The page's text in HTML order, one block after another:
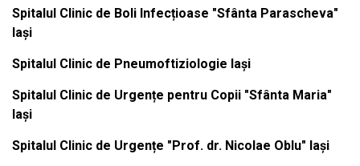
Spitalul Clinic de Boli Infecțioase "Sfânta Parascheva"
Iași
Spitalul Clinic de Pneumoftiziologie Iași
Spitalul Clinic de Urgențe pentru Copii "Sfânta Maria"
Iași
Spitalul Clinic de Urgențe "Prof. dr. Nicolae Oblu" Iași